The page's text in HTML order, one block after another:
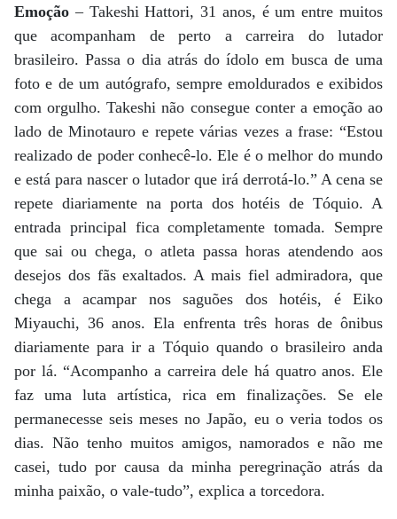
Emoção – Takeshi Hattori, 31 anos, é um entre muitos
que acompanham de perto a carreira do lutador
brasileiro. Passa o dia atrás do ídolo em busca de uma
foto e de um autógrafo, sempre emoldurados e exibidos
com orgulho. Takeshi não consegue conter a emoção ao
lado de Minotauro e repete várias vezes a frase: “Estou
realizado de poder conhecê-lo. Ele é o melhor do mundo
e está para nascer o lutador que irá derrotá-lo.” A cena se
repete diariamente na porta dos hotéis de Tóquio. A
entrada principal fica completamente tomada. Sempre
que sai ou chega, o atleta passa horas atendendo aos
desejos dos fãs exaltados. A mais fiel admiradora, que
chega a acampar nos saguões dos hotéis, é Eiko
Miyauchi, 36 anos. Ela enfrenta três horas de ônibus
diariamente para ir a Tóquio quando o brasileiro anda
por lá. “Acompanho a carreira dele há quatro anos. Ele
faz uma luta artística, rica em finalizações. Se ele
permanecesse seis meses no Japão, eu o veria todos os
dias. Não tenho muitos amigos, namorados e não me
casei, tudo por causa da minha peregrinação atrás da
minha paixão, o vale-tudo”, explica a torcedora.